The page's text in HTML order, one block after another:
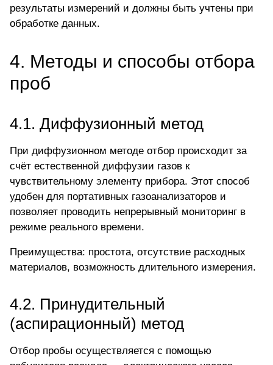
результаты измерений и должны быть учтены при
обработке данных.
4. Методы и способы отбора
проб
4.1. Диффузионный метод
При диффузионном методе отбор происходит за
счёт естественной диффузии газов к
чувствительному элементу прибора. Этот способ
удобен для портативных газоанализаторов и
позволяет проводить непрерывный мониторинг в
режиме реального времени.
Преимущества: простота, отсутствие расходных
материалов, возможность длительного измерения.
4.2. Принудительный
(аспирационный) метод
Отбор пробы осуществляется с помощью